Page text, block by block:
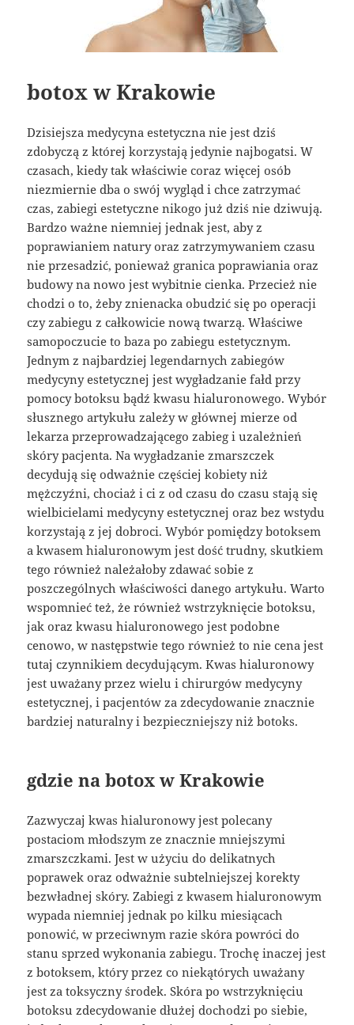
botox w Krakowie
Dzisiejsza medycyna estetyczna nie jest dziś
zdobyczą z której korzystają jedynie najbogatsi. W
czasach, kiedy tak właściwie coraz więcej osób
niezmiernie dba o swój wygląd i chce zatrzymać
czas, zabiegi estetyczne nikogo już dziś nie dziwują.
Bardzo ważne niemniej jednak jest, aby z
poprawianiem natury oraz zatrzymywaniem czasu
nie przesadzić, ponieważ granica poprawiania oraz
budowy na nowo jest wybitnie cienka. Przecież nie
chodzi o to, żeby znienacka obudzić się po operacji
czy zabiegu z całkowicie nową twarzą. Właściwe
samopoczucie to baza po zabiegu estetycznym.
Jednym z najbardziej legendarnych zabiegów
medycyny estetycznej jest wygładzanie fałd przy
pomocy botoksu bądź kwasu hialuronowego. Wybór
słusznego artykułu zależy w głównej mierze od
lekarza przeprowadzającego zabieg i uzależnień
skóry pacjenta. Na wygładzanie zmarszczek
decydują się odważnie częściej kobiety niż
mężczyźni, chociaż i ci z od czasu do czasu stają się
wielbicielami medycyny estetycznej oraz bez wstydu
korzystają z jej dobroci. Wybór pomiędzy botoksem
a kwasem hialuronowym jest dość trudny, skutkiem
tego również należałoby zdawać sobie z
poszczególnych właściwości danego artykułu. Warto
wspomnieć też, że również wstrzyknięcie botoksu,
jak oraz kwasu hialuronowego jest podobne
cenowo, w następstwie tego również to nie cena jest
tutaj czynnikiem decydującym. Kwas hialuronowy
jest uważany przez wielu i chirurgów medycyny
estetycznej, i pacjentów za zdecydowanie znacznie
bardziej naturalny i bezpieczniejszy niż botoks.
gdzie na botox w Krakowie
Zazwyczaj kwas hialuronowy jest polecany
postaciom młodszym ze znacznie mniejszymi
zmarszczkami. Jest w użyciu do delikatnych
poprawek oraz odważnie subtelniejszej korekty
bezwładnej skóry. Zabiegi z kwasem hialuronowym
wypada niemniej jednak po kilku miesiącach
ponowić, w przeciwnym razie skóra powróci do
stanu sprzed wykonania zabiegu. Trochę inaczej jest
z botoksem, który przez co niekątórych uważany
jest za toksyczny środek. Skóra po wstrzyknięciu
botoksu zdecydowanie dłużej dochodzi po siebie,